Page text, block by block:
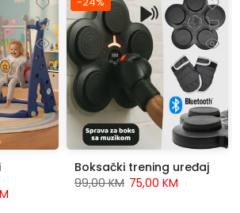
Boksački trening uređaj
99,00 KM 75,00 KM